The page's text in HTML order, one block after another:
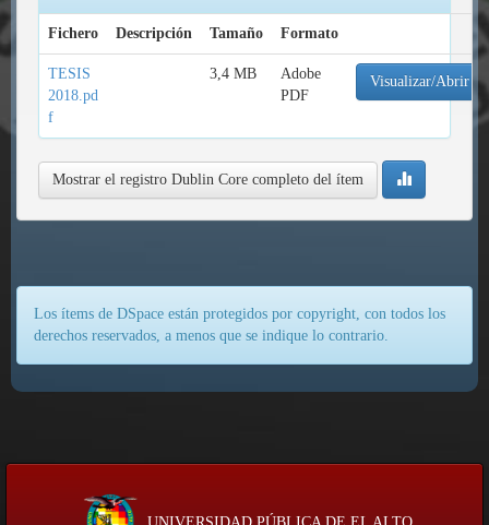
Fichero Descripción Tamaño Formato
TESIS
2018.pd
f
3,4 MB
Adobe
PDF
Visualizar/Abrir
Mostrar el registro Dublin Core completo del ítem
Los ítems de DSpace están protegidos por copyright, con todos los
derechos reservados, a menos que se indique lo contrario.